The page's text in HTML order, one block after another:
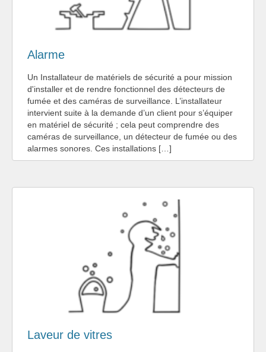
Alarme
Un Installateur de matériels de sécurité a pour mission
d'installer et de rendre fonctionnel des détecteurs de
fumée et des caméras de surveillance. L’installateur
intervient suite à la demande d’un client pour s’équiper
en matériel de sécurité ; cela peut comprendre des
caméras de surveillance, un détecteur de fumée ou des
alarmes sonores. Ces installations […]
Laveur de vitres